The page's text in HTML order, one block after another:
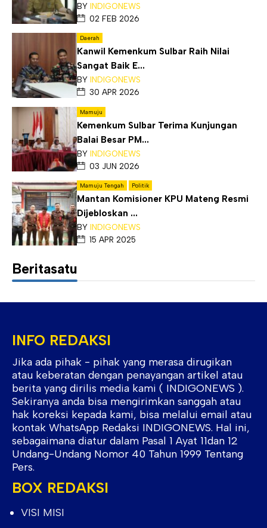
BY INDIGONEWS
02 FEB 2026
Daerah
Kanwil Kemenkum Sulbar Raih Nilai
Sangat Baik E...
BY INDIGONEWS
30 APR 2026
Mamuju
Kemenkum Sulbar Terima Kunjungan
Balai Besar PM...
BY INDIGONEWS
03 JUN 2026
Mamuju Tengah Politik
Mantan Komisioner KPU Mateng Resmi
Dijebloskan ...
BY INDIGONEWS
15 APR 2025
Beritasatu
INFO REDAKSI
Jika ada pihak - pihak yang merasa dirugikan
atau keberatan dengan penayangan artikel atau
berita yang dirilis media kami ( INDIGONEWS ).
Sekiranya anda bisa mengirimkan sanggah atau
hak koreksi kepada kami, bisa melalui email atau
kontak WhatsApp Redaksi INDIGONEWS. Hal ini,
sebagaimana diatur dalam Pasal 1 Ayat 11dan 12
Undang-Undang Nomor 40 Tahun 1999 Tentang
Pers.
BOX REDAKSI
VISI MISI